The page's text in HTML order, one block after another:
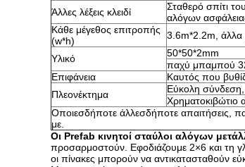
Άλλες λέξεις κλειδί
Σταθερό σπίτι
αλόγων
Κάθε μέγεθος επιτροπής
(w*h)
3.6m*2.2m, άλλα
Υλικό
50*50*2mm
παχύ μπαμπού
Επιφάνεια
Καυτός που
Πλεονέκτημα
Εύκολη
Χρηματοκιβώτιο
Οποιεσδήποτε άλλεσδήποτε απαιτήσεις,
με.
Οι Prefab κινητοί σταύλοι αλόγων
προσαρμοστούν. Εφοδιάζουμε 2×6 και τη
οι πίνακες μπορούν να αντικατασταθούν